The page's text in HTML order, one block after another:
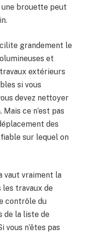
une brouette peut
grandement le
et
extérieurs
si vous
devez nettoyer
ce n’est pas
des
sur lequel on
vaut vraiment la
travaux de
contrôle du
de la liste de
vous n’êtes pas